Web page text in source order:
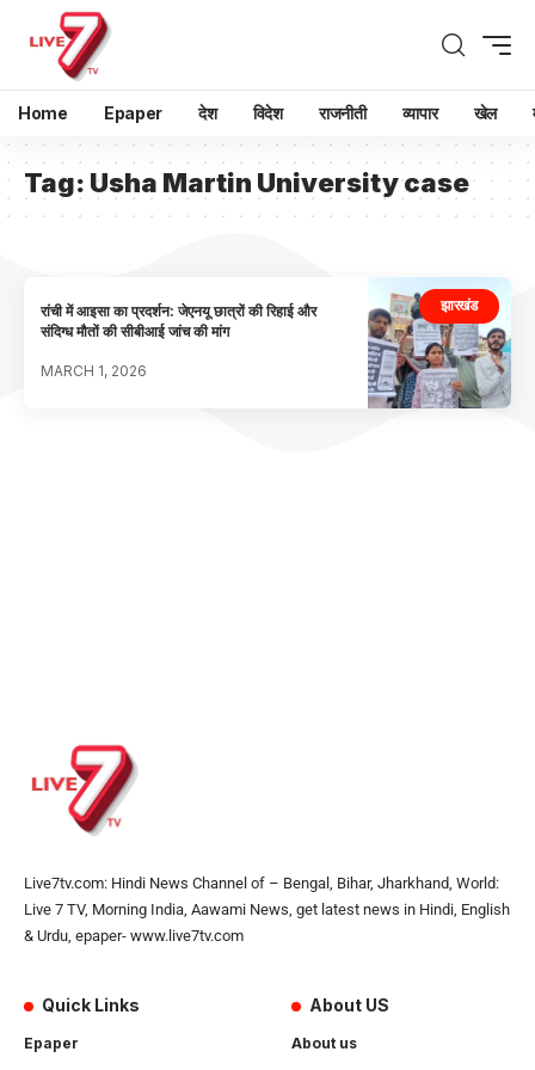
Home Epaper देश विदेश राजनीती व्यापार खेल
Tag: Usha Martin University case
झारखंड
रांची में आइसा का प्रदर्शन: जेएनयू छात्रों की रिहाई और
संदिग्ध मौतों की सीबीआई जांच की मांग
MARCH 1, 2026
Live7tv.com: Hindi News Channel of – Bengal, Bihar, Jharkhand, World:
Live 7 TV, Morning India, Aawami News, get latest news in Hindi, English
& Urdu, epaper- www.live7tv.com
Quick Links
Epaper
About US
About us